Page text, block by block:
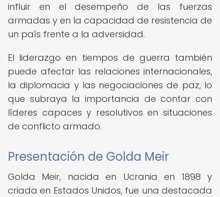
influir en el desempeño de las fuerzas
armadas y en la capacidad de resistencia de
un país frente a la adversidad.
El liderazgo en tiempos de guerra también
puede afectar las relaciones internacionales,
la diplomacia y las negociaciones de paz, lo
que subraya la importancia de contar con
líderes capaces y resolutivos en situaciones
de conflicto armado.
Presentación de Golda Meir
Golda Meir, nacida en Ucrania en 1898 y
criada en Estados Unidos, fue una destacada